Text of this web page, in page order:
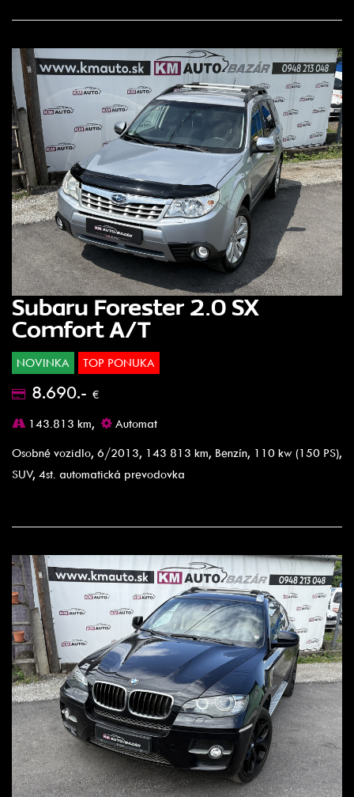
Subaru Forester 2.0 SX
Comfort A/T
NOVINKA TOP PONUKA
8.690.- €
143.813 km,
Automat
Osobné vozidlo, 6/2013, 143 813 km, Benzín, 110 kw (150 PS),
SUV, 4st. automatická prevodovka